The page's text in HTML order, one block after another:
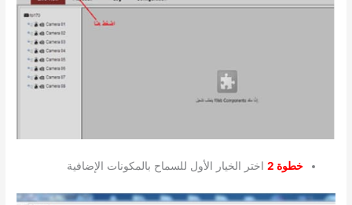
خطوة 2 اختر الخيار الأول للسماح بالمكونات الإضافية